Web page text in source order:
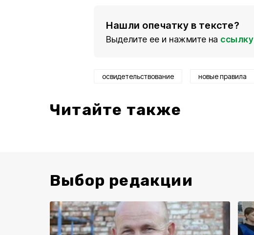
Нашли опечатку в тексте?
Выделите ее и нажмите на ссылку
освидетельствование новые правила
Читайте также
Выбор редакции